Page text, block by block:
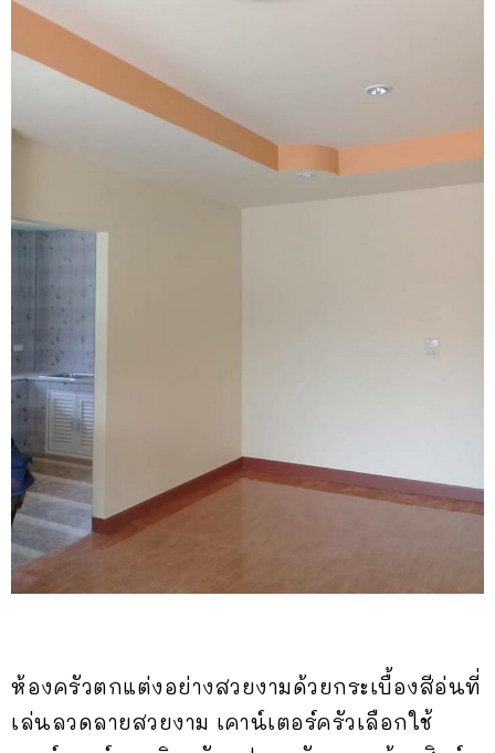
ห้องครัวตกแต่งอย่างสวยงามด้วยกระเบื้องสีอ่นที่
เล่นลวดลายสวยงาม เคาน์เตอร์ครัวเลือกใช้